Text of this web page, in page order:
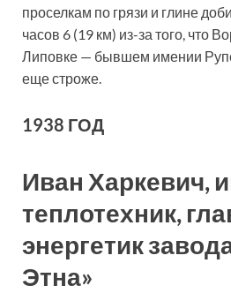
проселкам по грязи и глине
часов 6 (19 км) из-за того, что
Липовке — бывшем имении
еще строже.
1938 ГОД
Иван Харкевич,
теплотехник,
энергетик
Этна»